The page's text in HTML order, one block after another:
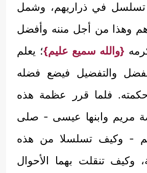
تسلسل في ذراريهم، وشمل
وهذا من أجل مننه وأفضل
{والله سميع عليم}؛ يعلم
والتفضيل فيضع فضله
فلما قرر عظمة هذه
مريم وابنها عيسى - صلى
- وكيف تسلسلا من هذه
وكيف تنقلت بهما الأحوال